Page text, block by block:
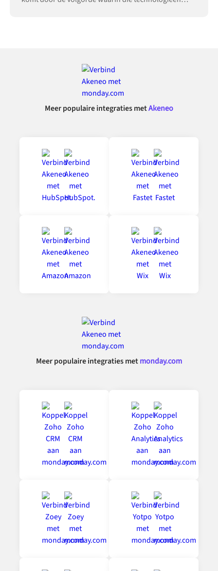
Meer populaire integraties metAkeneo
Meer populaire integraties metmonday.com